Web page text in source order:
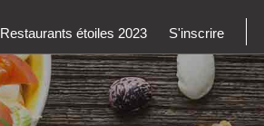
Restaurants étoiles 2023 S'inscrire